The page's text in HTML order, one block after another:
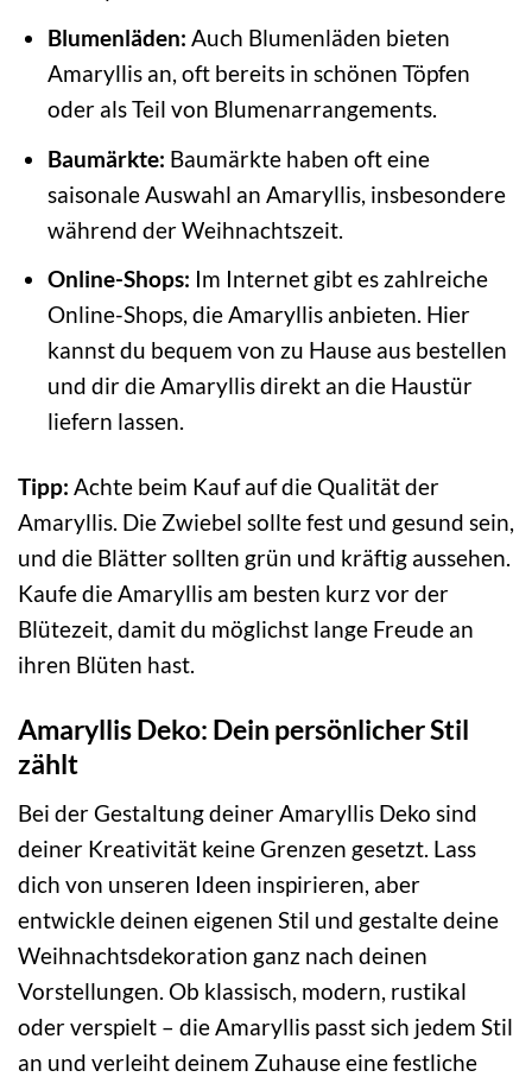
Blumenläden: Auch Blumenläden bieten
Amaryllis an, oft bereits in schönen Töpfen
oder als Teil von Blumenarrangements.
Baumärkte: Baumärkte haben oft eine
saisonale Auswahl an Amaryllis, insbesondere
während der Weihnachtszeit.
Online-Shops: Im Internet gibt es zahlreiche
Online-Shops, die Amaryllis anbieten. Hier
kannst du bequem von zu Hause aus bestellen
und dir die Amaryllis direkt an die Haustür
liefern lassen.
Tipp: Achte beim Kauf auf die Qualität der
Amaryllis. Die Zwiebel sollte fest und gesund sein,
und die Blätter sollten grün und kräftig aussehen.
Kaufe die Amaryllis am besten kurz vor der
Blütezeit, damit du möglichst lange Freude an
ihren Blüten hast.
Amaryllis Deko: Dein persönlicher Stil
zählt
Bei der Gestaltung deiner Amaryllis Deko sind
deiner Kreativität keine Grenzen gesetzt. Lass
dich von unseren Ideen inspirieren, aber
entwickle deinen eigenen Stil und gestalte deine
Weihnachtsdekoration ganz nach deinen
Vorstellungen. Ob klassisch, modern, rustikal
oder verspielt – die Amaryllis passt sich jedem Stil
an und verleiht deinem Zuhause eine festliche